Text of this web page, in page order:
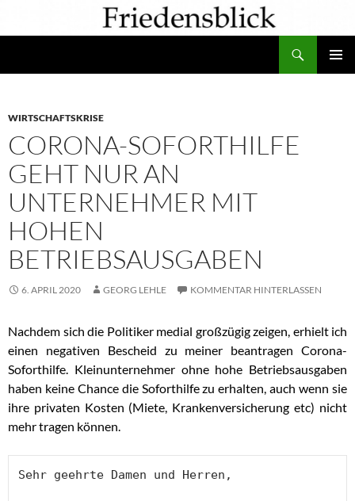
WIRTSCHAFTSKRISE
CORONA-SOFORTHILFE
GEHT NUR AN
UNTERNEHMER MIT
HOHEN
BETRIEBSAUSGABEN
6. APRIL 2020 GEORG LEHLE KOMMENTAR HINTERLASSEN
Nachdem sich die Politiker medial großzügig zeigen, erhielt ich
einen negativen Bescheid zu meiner beantragen Corona-
Soforthilfe. Kleinunternehmer ohne hohe Betriebsausgaben
haben keine Chance die Soforthilfe zu erhalten, auch wenn sie
ihre privaten Kosten (Miete, Krankenversicherung etc) nicht
mehr tragen können.
Sehr geehrte Damen und Herren,